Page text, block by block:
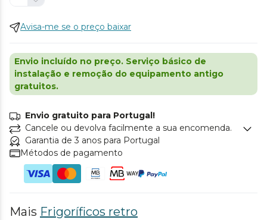
Avisa-me se o preço baixar
Envio incluído no preço. Serviço básico de
instalação e remoção do equipamento antigo
gratuitos.
Envio gratuito para Portugal!
Cancele ou devolva facilmente a sua encomenda.
Garantia de 3 anos para Portugal
Métodos de pagamento
Mais Frigoríficos retro